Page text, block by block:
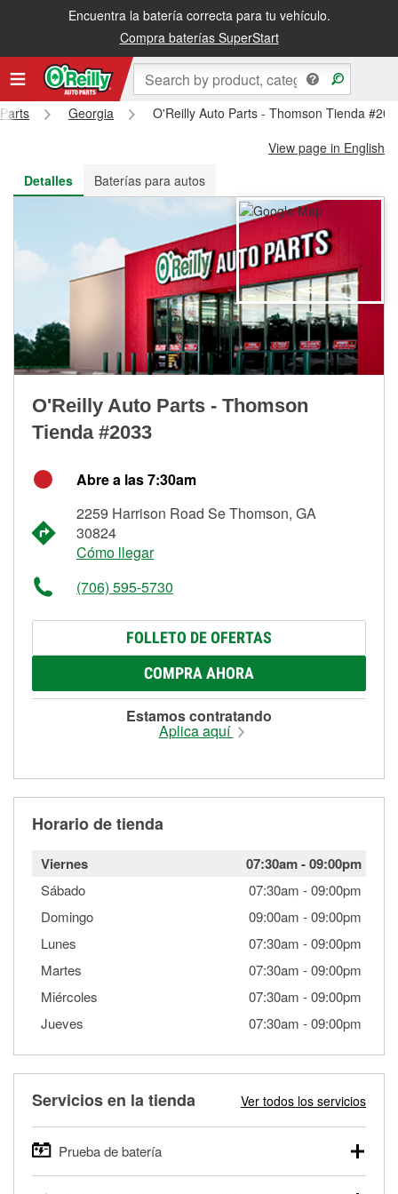
Encuentra la batería correcta para tu vehículo.
Compra baterías SuperStart
Recibe tu orden gratis al día siguiente o recógela en la tienda
Georgia
O'Reilly Auto Parts - Thomson Tienda
View page in English
Detalles
Baterías para autos
O'Reilly Auto Parts - Thomson
Tienda #2033
Abre a las 7:30am
2259 Harrison Road Se Thomson, GA
30824
Cómo llegar
(706) 595-5730
FOLLETO DE OFERTAS
COMPRA AHORA
Estamos contratando
Aplica aquí
Horario de tienda
Viernes 07:30am-09:00pm
Sábado 07:30am -09:00pm
Domingo
09:00am -09:00pm
Lunes
07:30am -09:00pm
Martes
07:30am -09:00pm
Miércoles
07:30am -09:00pm
Jueves
07:30am -09:00pm
Servicios en la tienda Ver todos los servicios
Prueba de batería